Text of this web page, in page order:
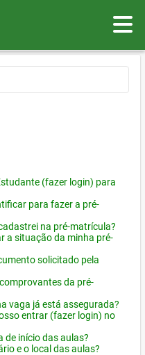
(fazer login) para
para fazer a pré-
na pré-matrícula?
a situação da minha pré-
solicitado pela
da pré-
vaga já está assegurada?
entrar (fazer login) no
de início das aulas?
e o local das aulas?